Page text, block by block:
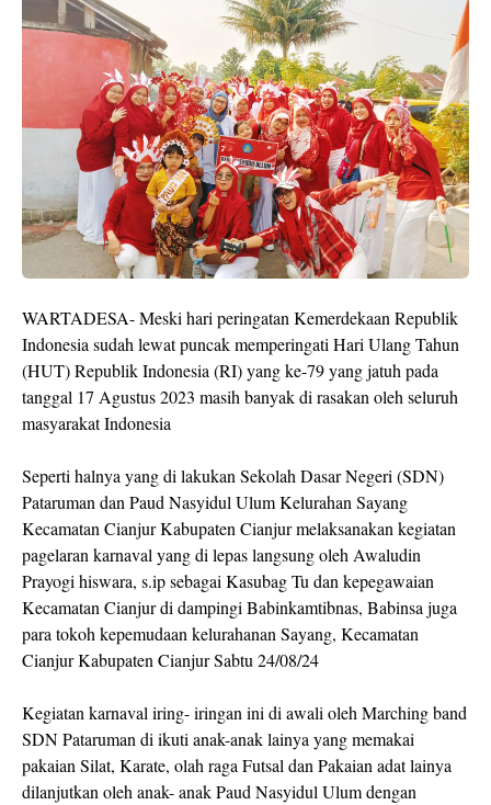
WARTADESA- Meski hari peringatan Kemerdekaan Republik
Indonesia sudah lewat puncak memperingati Hari Ulang Tahun
(HUT) Republik Indonesia (RI) yang ke-79 yang jatuh pada
tanggal 17 Agustus 2023 masih banyak di rasakan oleh seluruh
masyarakat Indonesia
Seperti halnya yang di lakukan Sekolah Dasar Negeri (SDN)
Pataruman dan Paud Nasyidul Ulum Kelurahan Sayang
Kecamatan Cianjur Kabupaten Cianjur melaksanakan kegiatan
pagelaran karnaval yang di lepas langsung oleh Awaludin
Prayogi hiswara, s.ip sebagai Kasubag Tu dan kepegawaian
Kecamatan Cianjur di dampingi Babinkamtibnas, Babinsa juga
para tokoh kepemudaan kelurahanan Sayang, Kecamatan
Cianjur Kabupaten Cianjur Sabtu 24/08/24
Kegiatan karnaval iring- iringan ini di awali oleh Marching band
SDN Pataruman di ikuti anak-anak lainya yang memakai
pakaian Silat, Karate, olah raga Futsal dan Pakaian adat lainya
dilanjutkan oleh anak- anak Paud Nasyidul Ulum dengan